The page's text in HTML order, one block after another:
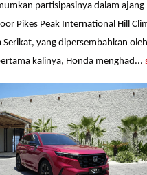
partisipasinya dalam ajang
Pikes Peak International Hill
Serikat, yang dipersembahkan
kalinya, Honda menghad...